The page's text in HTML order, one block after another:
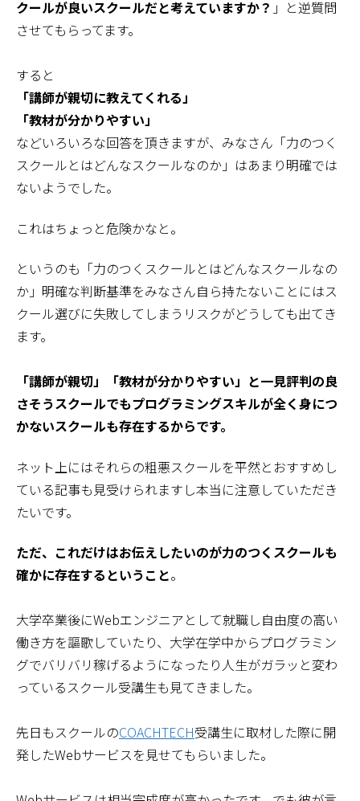
クールが良いスクールだと考えていますか？ 」と逆質問
させてもらってます。
すると
「講師が親切に教えてくれる」
「教材が分かりやすい」
などいろいろな回答を頂きますが、みなさん「力のつく
スクールとはどんなスクールなのか」はあまり明確では
ないようでした。
これはちょっと危険かなと。
というのも「力のつくスクールとはどんなスクールなの
か」明確な判断基準をみなさん自ら持たないことにはス
クール選びに失敗してしまうリスクがどうしても出てき
ます。
「講師が親切」「教材が分かりやすい」と一見評判の良
さそうスクールでもプログラミングスキルが全く身につ
かないスクールも存在するからです。
ネット上にはそれらの粗悪スクールを平然とおすすめし
ている記事も見受けられますし本当に注意していただき
たいです。
ただ、これだけはお伝えしたいのが力のつくスクールも
確かに存在するということ。
大学卒業後にWebエンジニアとして就職し自由度の高い
働き方を謳歌していたり、大学在学中からプログラミン
グでバリバリ稼げるようになったり人生がガラッと変わ
っているスクール受講生も見てきました。
先日もスクールのCOACHTECH受講生に取材した際に開
発したWebサービスを見せてもらいました。